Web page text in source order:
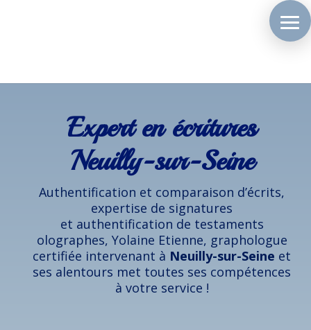
Expert en écritures
Neuilly-sur-Seine
Authentification et comparaison d’écrits,
expertise de signatures
et authentification de testaments
olographes, Yolaine Etienne, graphologue
certifiée intervenant à Neuilly-sur-Seine et
ses alentours met toutes ses compétences
à votre service !